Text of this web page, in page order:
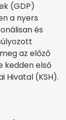
(GDP)
a nyers
és
az előző
kedden első
Hivatal (KSH).